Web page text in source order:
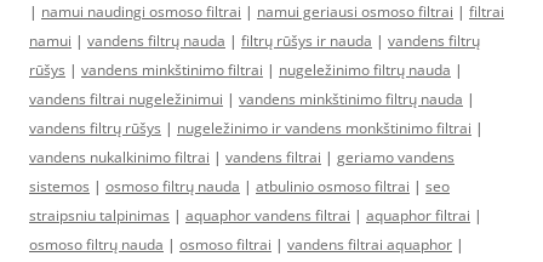
| namui naudingi osmoso filtrai | namui geriausi osmoso filtrai | filtrai
namui | vandens filtrų nauda | filtrų rūšys ir nauda | vandens filtrų
rūšys | vandens minkštinimo filtrai | nugeležinimo filtrų nauda |
vandens filtrai nugeležinimui | vandens minkštinimo filtrų nauda |
vandens filtrų rūšys | nugeležinimo ir vandens monkštinimo filtrai |
vandens nukalkinimo filtrai | vandens filtrai | geriamo vandens
sistemos | osmoso filtrų nauda | atbulinio osmoso filtrai | seo
straipsniu talpinimas | aquaphor vandens filtrai | aquaphor filtrai |
osmoso filtrų nauda | osmoso filtrai | vandens filtrai aquaphor |